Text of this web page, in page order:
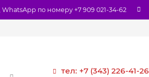
по номеру +7 909 021-34-62
тел: +7 (343) 226-41-26